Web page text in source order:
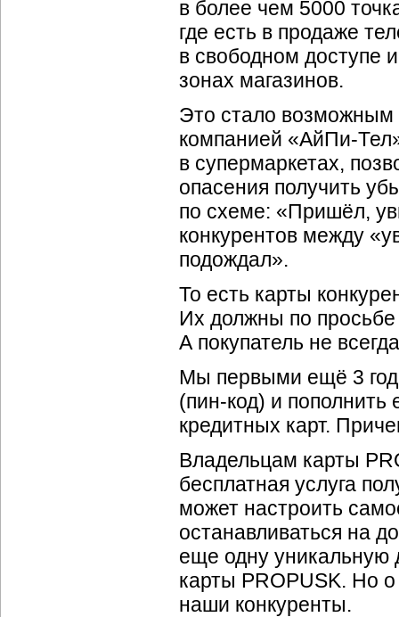
в более чем 5000
где есть в продаже
в свободном доступе
зонах магазинов.
Это стало возможным
компанией «АйПи-Тел
в супермаркетах,
опасения получить
по схеме: «Пришёл,
конкурентов между
подождал».
То есть карты
Их должны по просьбе
А покупатель не
Мы первыми ещё 3
(пин-код) и
кредитных карт.
Владельцам карты
бесплатная услуга
может настроить
останавливаться на
еще одну уникальную
карты PROPUSK. Но
наши конкуренты.